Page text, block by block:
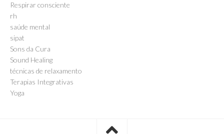
Respirar consciente
rh
saúde mental
sipat
Sons da Cura
Sound Healing
técnicas de relaxamento
Terapias Integrativas
Yoga